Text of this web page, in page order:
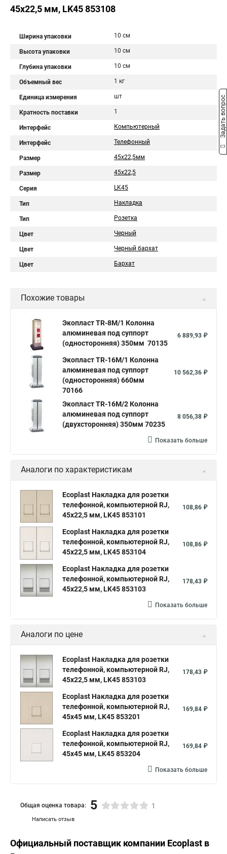
45х22,5 мм, LK45 853108
Ширина упаковки 10 см
Высота упаковки 10 см
Глубина упаковки 10 см
Объемный вес 1 кг
Единица измерения шт
Кратность поставки 1
Интерфейс Компьютерный
Интерфейс Телефонный
Размер 45х22,5мм
Размер 45х22,5
Серия LK45
Тип Накладка
Тип Розетка
Цвет Черный
Цвет Черный бархат
Цвет Бархат
Похожие товары
Экопласт TR-8M/1 Колонна
алюминевая под суппорт
(односторонняя) 350мм 70135
6 889,93 ₽
Экопласт TR-16M/1 Колонна
алюминевая под суппорт
(односторонняя) 660мм
70166
10 562,36 ₽
Экопласт TR-16M/2 Колонна
алюминевая под суппорт
(двухсторонняя) 350мм 70235
8 056,38 ₽
Показать больше
Аналоги по характеристикам
Ecoplast Накладка для розетки
телефонной, компьютерной RJ,
45х22,5 мм, LK45 853101
108,86 ₽
Ecoplast Накладка для розетки
телефонной, компьютерной RJ,
45х22,5 мм, LK45 853104
108,86 ₽
Ecoplast Накладка для розетки
телефонной, компьютерной RJ,
45х22,5 мм, LK45 853103
178,43 ₽
Показать больше
Аналоги по цене
Ecoplast Накладка для розетки
телефонной, компьютерной RJ,
45х22,5 мм, LK45 853103
178,43 ₽
Ecoplast Накладка для розетки
телефонной, компьютерной RJ,
45х45 мм, LK45 853201
169,84 ₽
Ecoplast Накладка для розетки
телефонной, компьютерной RJ,
45х45 мм, LK45 853204
169,84 ₽
Показать больше
Написать отзыв
Общая оценка товара: 5 1
Официальный поставщик компании Ecoplast в
Задать вопрос